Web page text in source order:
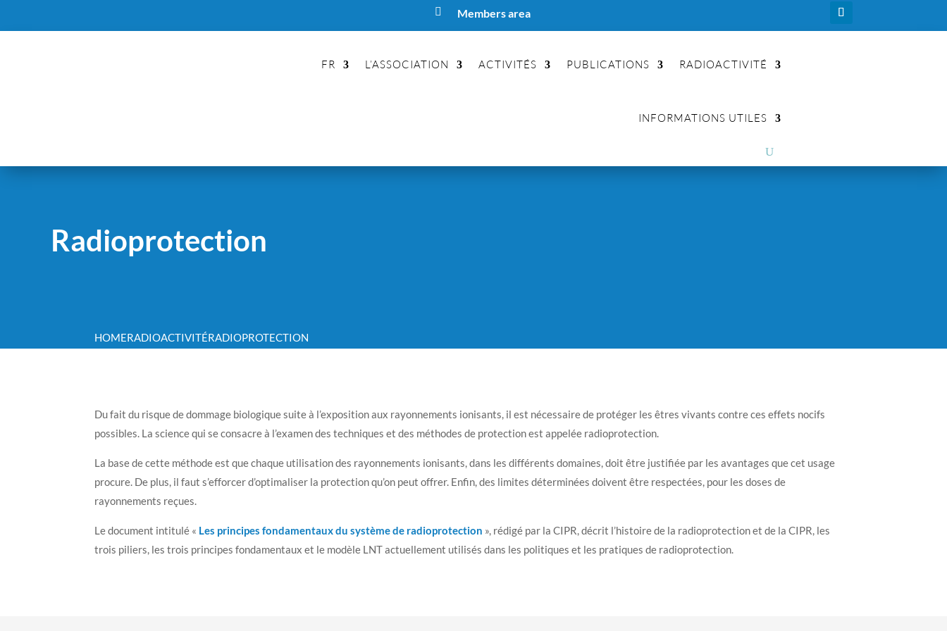
 Members area
FR L’ASSOCIATION ACTIVITÉS PUBLICATIONS RADIOACTIVITÉ
INFORMATIONS UTILES
Radioprotection
HOMERADIOACTIVITÉRADIOPROTECTION
Du fait du risque de dommage biologique suite à l’exposition aux rayonnements ionisants, il est nécessaire de protéger les êtres vivants contre ces effets nocifs
possibles. La science qui se consacre à l’examen des techniques et des méthodes de protection est appelée radioprotection.
La base de cette méthode est que chaque utilisation des rayonnements ionisants, dans les différents domaines, doit être justifiée par les avantages que cet usage
procure. De plus, il faut s’efforcer d’optimaliser la protection qu’on peut offrer. Enfin, des limites déterminées doivent être respectées, pour les doses de
rayonnements reçues.
Le document intitulé « Les principes fondamentaux du système de radioprotection », rédigé par la CIPR, décrit l’histoire de la radioprotection et de la CIPR, les
trois piliers, les trois principes fondamentaux et le modèle LNT actuellement utilisés dans les politiques et les pratiques de radioprotection.